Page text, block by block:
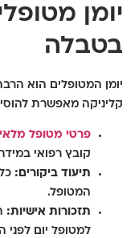
יומן
בטבלה
יומן המטופלים הוא
קליניקה מאפשרת
פרטי מטופל
קובץ רפואי
תיעוד ביקורים:
המטופל.
תזכורות אישיות:
למטופל יום לפני